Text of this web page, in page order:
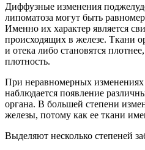
Диффузные изменения
липоматоза могут быть
Именно их характер является
происходящих в железе. Ткани
и отека либо становятся
плотность.
При неравномерных изменениях
наблюдается появление
органа. В большей степени
железы, потому как ее ткани
Выделяют несколько степеней